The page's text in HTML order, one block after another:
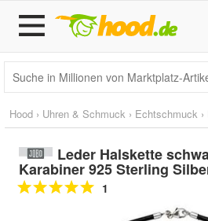
Hood › Uhren & Schmuck › Echtschmuck ›
Leder Halskette
Karabiner 925 Sterling
1